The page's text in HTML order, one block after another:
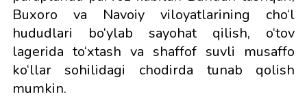
Buxoro va Navoiy viloyatlarining cho‘l
hududlari bo‘ylab sayohat qilish, o‘tov
lagerida to‘xtash va shaffof suvli musaffo
ko‘llar sohilidagi chodirda tunab qolish
mumkin.